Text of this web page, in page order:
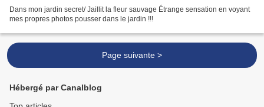
Dans mon jardin secret/ Jaillit la fleur sauvage Étrange sensation en voyant
mes propres photos pousser dans le jardin !!!
Page suivante >
Hébergé par Canalblog